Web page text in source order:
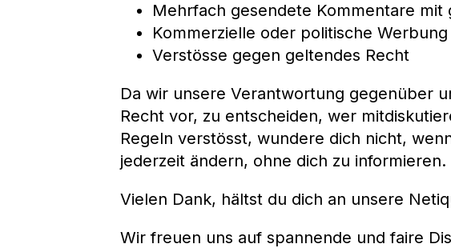
Mehrfach gesendete Kommentare mit
Kommerzielle oder politische Werbung
Verstösse gegen geltendes Recht
Da wir unsere Verantwortung gegenüber
Recht vor, zu entscheiden, wer
Regeln verstösst, wundere dich nicht,
jederzeit ändern, ohne dich zu informieren.
Vielen Dank, hältst du dich an unsere
Wir freuen uns auf spannende und faire